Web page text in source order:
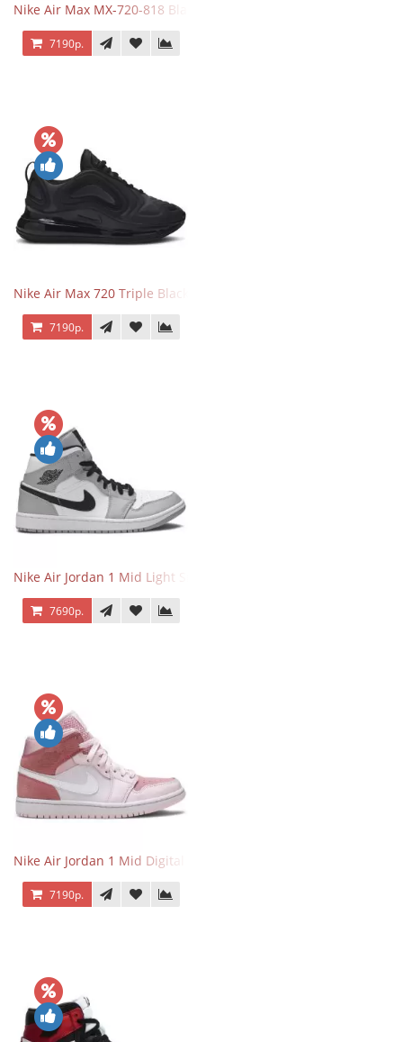
Nike Air Max MX-720-818 Black
7190р.
Nike Air Max 720 Triple Black
7190р.
Nike Air Jordan 1 Mid Light Smoke Grey
7690р.
Nike Air Jordan 1 Mid Digital Pink
7190р.